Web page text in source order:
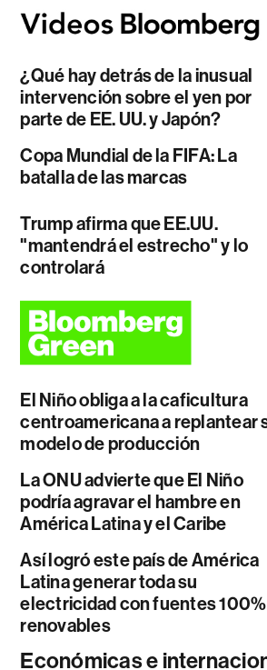
¿Qué hay detrás de la inusual
intervención sobre el yen por
parte de EE. UU. y Japón?
Copa Mundial de la FIFA: La
batalla de las marcas
Trump afirma que EE.UU.
"mantendrá el estrecho" y lo
controlará
El Niño obliga a la caficultura
centroamericana a replantear
modelo de producción
La ONU advierte que El Niño
podría agravar el hambre en
América Latina y el Caribe
Así logró este país de América
Latina generar toda su
electricidad con fuentes 100%
renovables
Económicas e